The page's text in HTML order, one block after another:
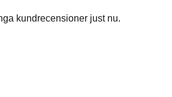
kundrecensioner just nu.